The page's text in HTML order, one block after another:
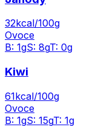
32kcal/100g
Ovoce
B: 1gS: 8gT: 0g
Kiwi
61kcal/100g
Ovoce
B: 1gS: 15gT: 1g